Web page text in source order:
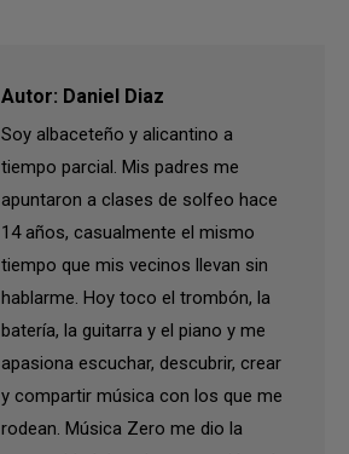
Autor: Daniel Diaz
Soy albaceteño y alicantino a
tiempo parcial. Mis padres me
apuntaron a clases de solfeo hace
14 años, casualmente el mismo
tiempo que mis vecinos llevan sin
hablarme. Hoy toco el trombón, la
batería, la guitarra y el piano y me
apasiona escuchar, descubrir, crear
y compartir música con los que me
rodean. Música Zero me dio la